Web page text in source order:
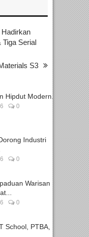
Hadirkan
Tiga Serial
S3
Hipdut Modern...
0
Industri
0
Warisan
0
School, PTBA,